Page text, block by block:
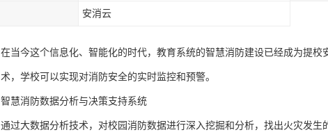
安消云
在当今这个信息化、智能化的时代，教育系统的智慧消防建设已经成为提
术，学校可以实现对消防安全的实时监控和预警。
智慧消防数据分析与决策支持系统
通过大数据分析技术，对校园消防数据进行深入挖掘和分析，找出火灾发